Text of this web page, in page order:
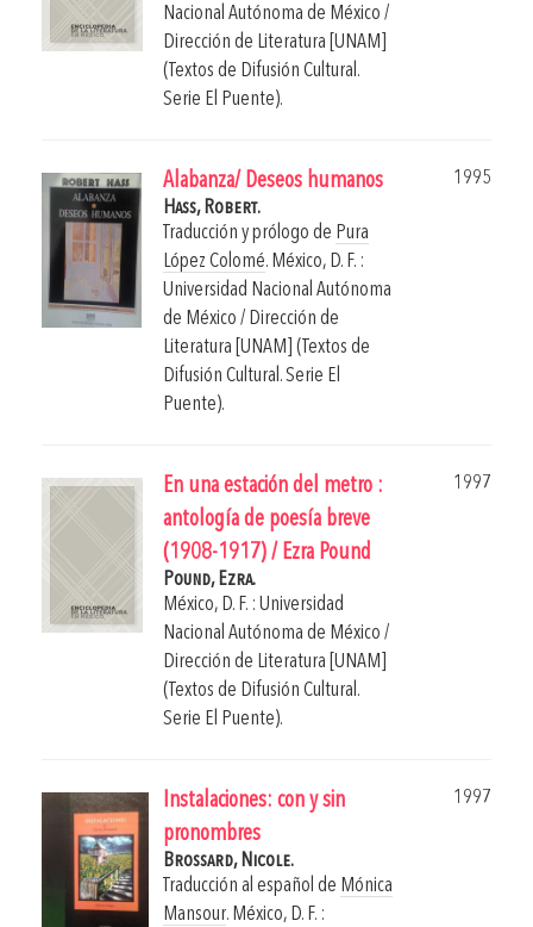
Nacional Autónoma de México /
Dirección de Literatura [UNAM]
(Textos de Difusión Cultural.
Serie El Puente).
Alabanza/ Deseos humanos
1995
Hass, Robert.
Traducción y prólogo de Pura
López Colomé. México, D. F. :
Universidad Nacional Autónoma
de México / Dirección de
Literatura [UNAM] (Textos de
Difusión Cultural. Serie El
Puente).
En una estación del metro :
antología de poesía breve
(1908-1917) / Ezra Pound
1997
Pound, Ezra.
México, D. F. : Universidad
Nacional Autónoma de México /
Dirección de Literatura [UNAM]
(Textos de Difusión Cultural.
Serie El Puente).
Instalaciones: con y sin
pronombres
1997
Brossard, Nicole.
Traducción al español de Mónica
Mansour. México, D. F. :